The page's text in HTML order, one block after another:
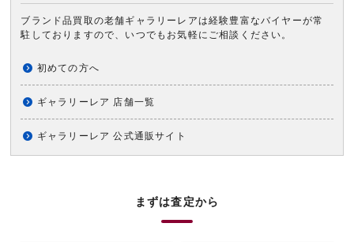
ブランド品買取の老舗ギャラリーレアは経験豊富なバイヤーが常
駐しておりますので、いつでもお気軽にご相談ください。
初めての方へ
ギャラリーレア 店舗一覧
ギャラリーレア 公式通販サイト
まずは査定から